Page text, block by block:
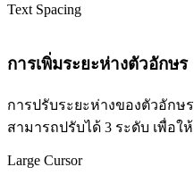
Text Spacing
การเพิ่มระยะห่างตัวอักษร
การปรับระยะห่างของตัวอักษ
สามารถปรับได้ 3 ระดับ เพื่อ
Large Cursor